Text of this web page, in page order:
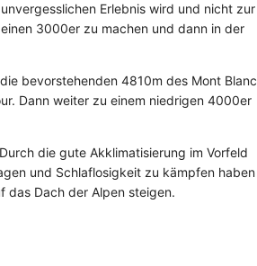
Erlebnis wird und nicht zur
3000er zu machen und dann in der
bevorstehenden 4810m des Mont Blanc
Dann weiter zu einem niedrigen 4000er
die gute Akklimatisierung im Vorfeld
und Schlaflosigkeit zu kämpfen haben
das Dach der Alpen steigen.